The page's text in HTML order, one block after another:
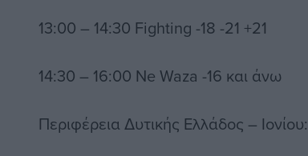
13:00 – 14:30 Fighting -18 -21 +21
14:30 – 16:00 Ne Waza -16 και άνω
Περιφέρεια Δυτικής Ελλάδος – Ιονίου: